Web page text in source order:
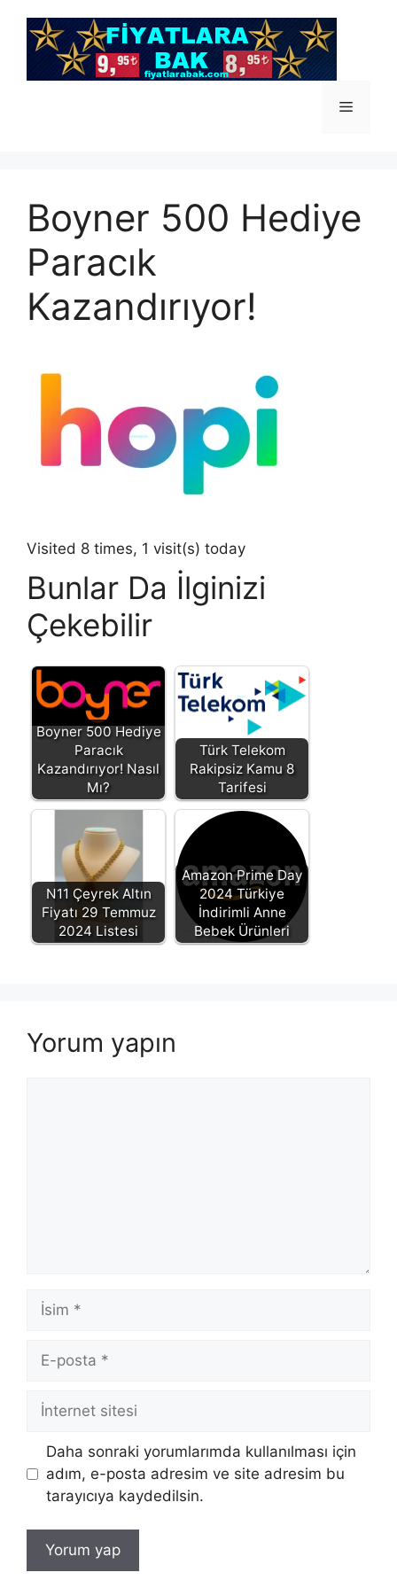
Menü
Boyner 500 Hediye
Paracık
Kazandırıyor!
Visited 8 times, 1 visit(s) today
Bunlar Da İlginizi
Çekebilir
Boyner 500 Hediye
Paracık
Kazandırıyor! Nasıl
Mı?
Türk Telekom
Rakipsiz Kamu 8
Tarifesi
N11 Çeyrek Altın
Fiyatı 29 Temmuz
2024 Listesi
Amazon Prime Day
2024 Türkiye
İndirimli Anne
Bebek Ürünleri
Yorum yapın
İsim
posta
İnternet
sitesi
Daha sonraki yorumlarımda kullanılması için
adım, e-posta adresim ve site adresim bu
tarayıcıya kaydedilsin.